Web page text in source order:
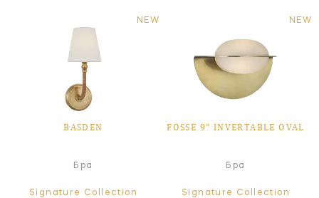
NEW
BASDEN
Бра
Signature Collection
NEW
FOSSE 9" INVERTABLE OVAL
Бра
Signature Collection